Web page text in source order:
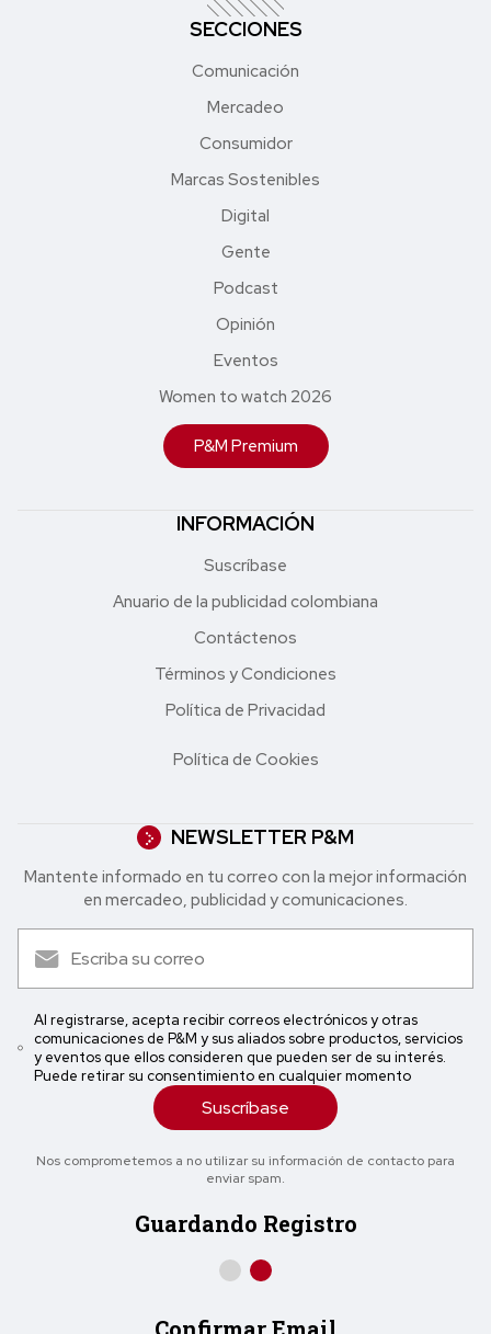
SECCIONES
Comunicación
Mercadeo
Consumidor
Marcas Sostenibles
Digital
Gente
Podcast
Opinión
Eventos
Women to watch 2026
P&M Premium
INFORMACIÓN
Suscríbase
Anuario de la publicidad colombiana
Contáctenos
Términos y Condiciones
Política de Privacidad
Política de Cookies
NEWSLETTER P&M
Mantente informado en tu correo con la mejor in formación
en mercadeo, publicidad y comunicaciones.
Al registrarse, acepta recibir correos electrónicos y otras
comunicaciones de P&M y sus aliados sobre productos, servicios
y eventos que ellos consideren que pueden ser de su interés.
Puede retirar su consentimiento en cualquier momento
Suscríbase
Nos comprometemos a no utilizar su información de contacto para
enviar spam.
Guardando Registro
Confirmar Email